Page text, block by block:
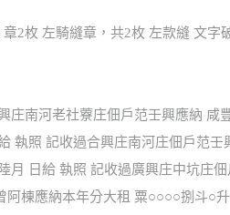
2枚 左騎縫章，共2枚 左款縫 文
庄南河老社藔庄佃戶范壬興應納
執照 記收過合興庄南河庄佃戶范
月 日給 執照 記收過廣興庄中坑庄
阿棟應納本年分大租 粟○○○○捌斗○